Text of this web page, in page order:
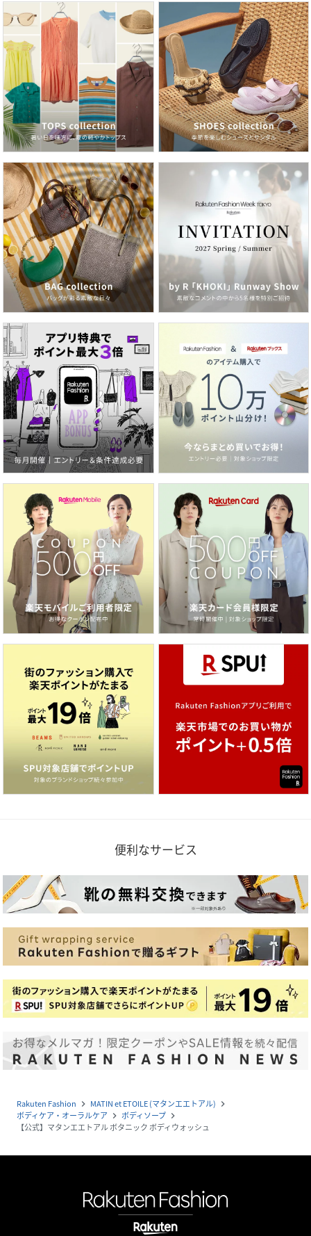
便利なサービス
Rakuten Fashion navigate_next MATIN et ETOILE (マタンエエトアル) navigate_next
ボディケア・オーラルケア navigate_next ボディソープ navigate_next
【公式】マタンエエトアル ボタニック ボディウォッシュ